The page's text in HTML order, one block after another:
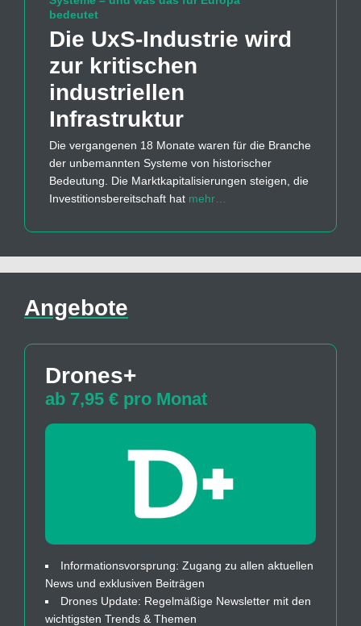
bedeutet
Die UxS-Industrie wird
zur kritischen
industriellen
Infrastruktur
Die vergangenen 18 Monate waren für die Branche
der unbemannten Systeme von historischer
Bedeutung. Die Marktkapitalisierungen steigen, die
Investitionsbereitschaft hat mehr…
Angebote
Drones+
ab 7,95 € pro Monat
Informationsvorsprung: Zugang zu allen aktuellen
News und exklusiven Beiträgen
Drones Update: Regelmäßige Newsletter mit den
wichtigsten Trends & Themen